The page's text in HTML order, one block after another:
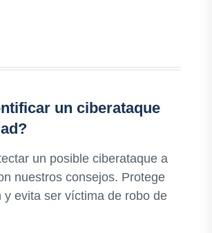
un ciberataque
un posible ciberataque a
nuestros consejos. Protege
y evita ser víctima de robo de